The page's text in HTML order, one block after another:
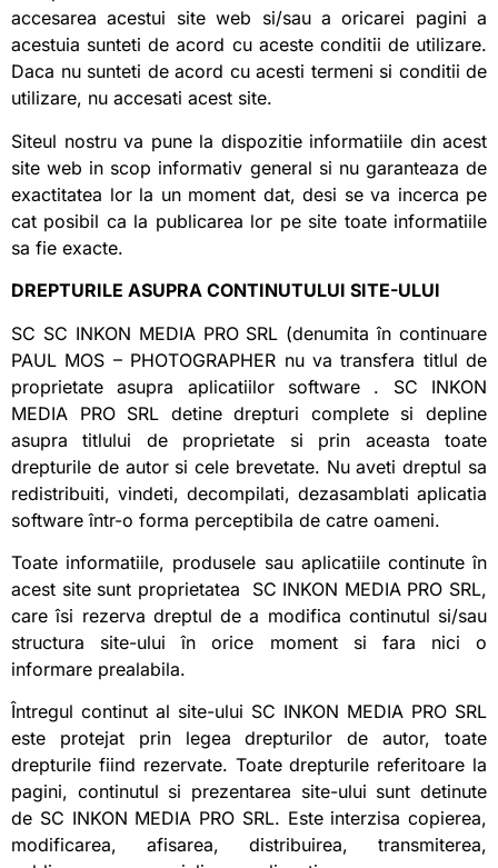
accesarea acestui site web si/sau a oricarei pagini a
acestuia sunteti de acord cu aceste conditii de utilizare.
Daca nu sunteti de acord cu acesti termeni si conditii de
utilizare, nu accesati acest site.
Siteul nostru va pune la dispozitie informatiile din acest
site web in scop informativ general si nu garanteaza de
exactitatea lor la un moment dat, desi se va incerca pe
cat posibil ca la publicarea lor pe site toate informatiile
sa fie exacte.
DREPTURILE ASUPRA CONTINUTULUI SITE-ULUI
SC SC INKON MEDIA PRO SRL (denumita în continuare
PAUL MOS – PHOTOGRAPHER nu va transfera titlul de
proprietate asupra aplicatiilor software . SC INKON
MEDIA PRO SRL detine drepturi complete si depline
asupra titlului de proprietate si prin aceasta toate
drepturile de autor si cele brevetate. Nu aveti dreptul sa
redistribuiti, vindeti, decompilati, dezasamblati aplicatia
software într-o forma perceptibila de catre oameni.
Toate informatiile, produsele sau aplicatiile continute în
acest site sunt proprietatea SC INKON MEDIA PRO SRL,
care îsi rezerva dreptul de a modifica continutul si/sau
structura site-ului în orice moment si fara nici o
informare prealabila.
Întregul continut al site-ului SC INKON MEDIA PRO SRL
este protejat prin legea drepturilor de autor, toate
drepturile fiind rezervate. Toate drepturile referitoare la
pagini, continutul si prezentarea site-ului sunt detinute
de SC INKON MEDIA PRO SRL. Este interzisa copierea,
modificarea, afisarea, distribuirea, transmiterea,